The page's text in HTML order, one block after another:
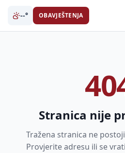
--° OBAVJEŠTENJA
Stranica nije
Tražena stranica ne
Provjerite adresu ili se